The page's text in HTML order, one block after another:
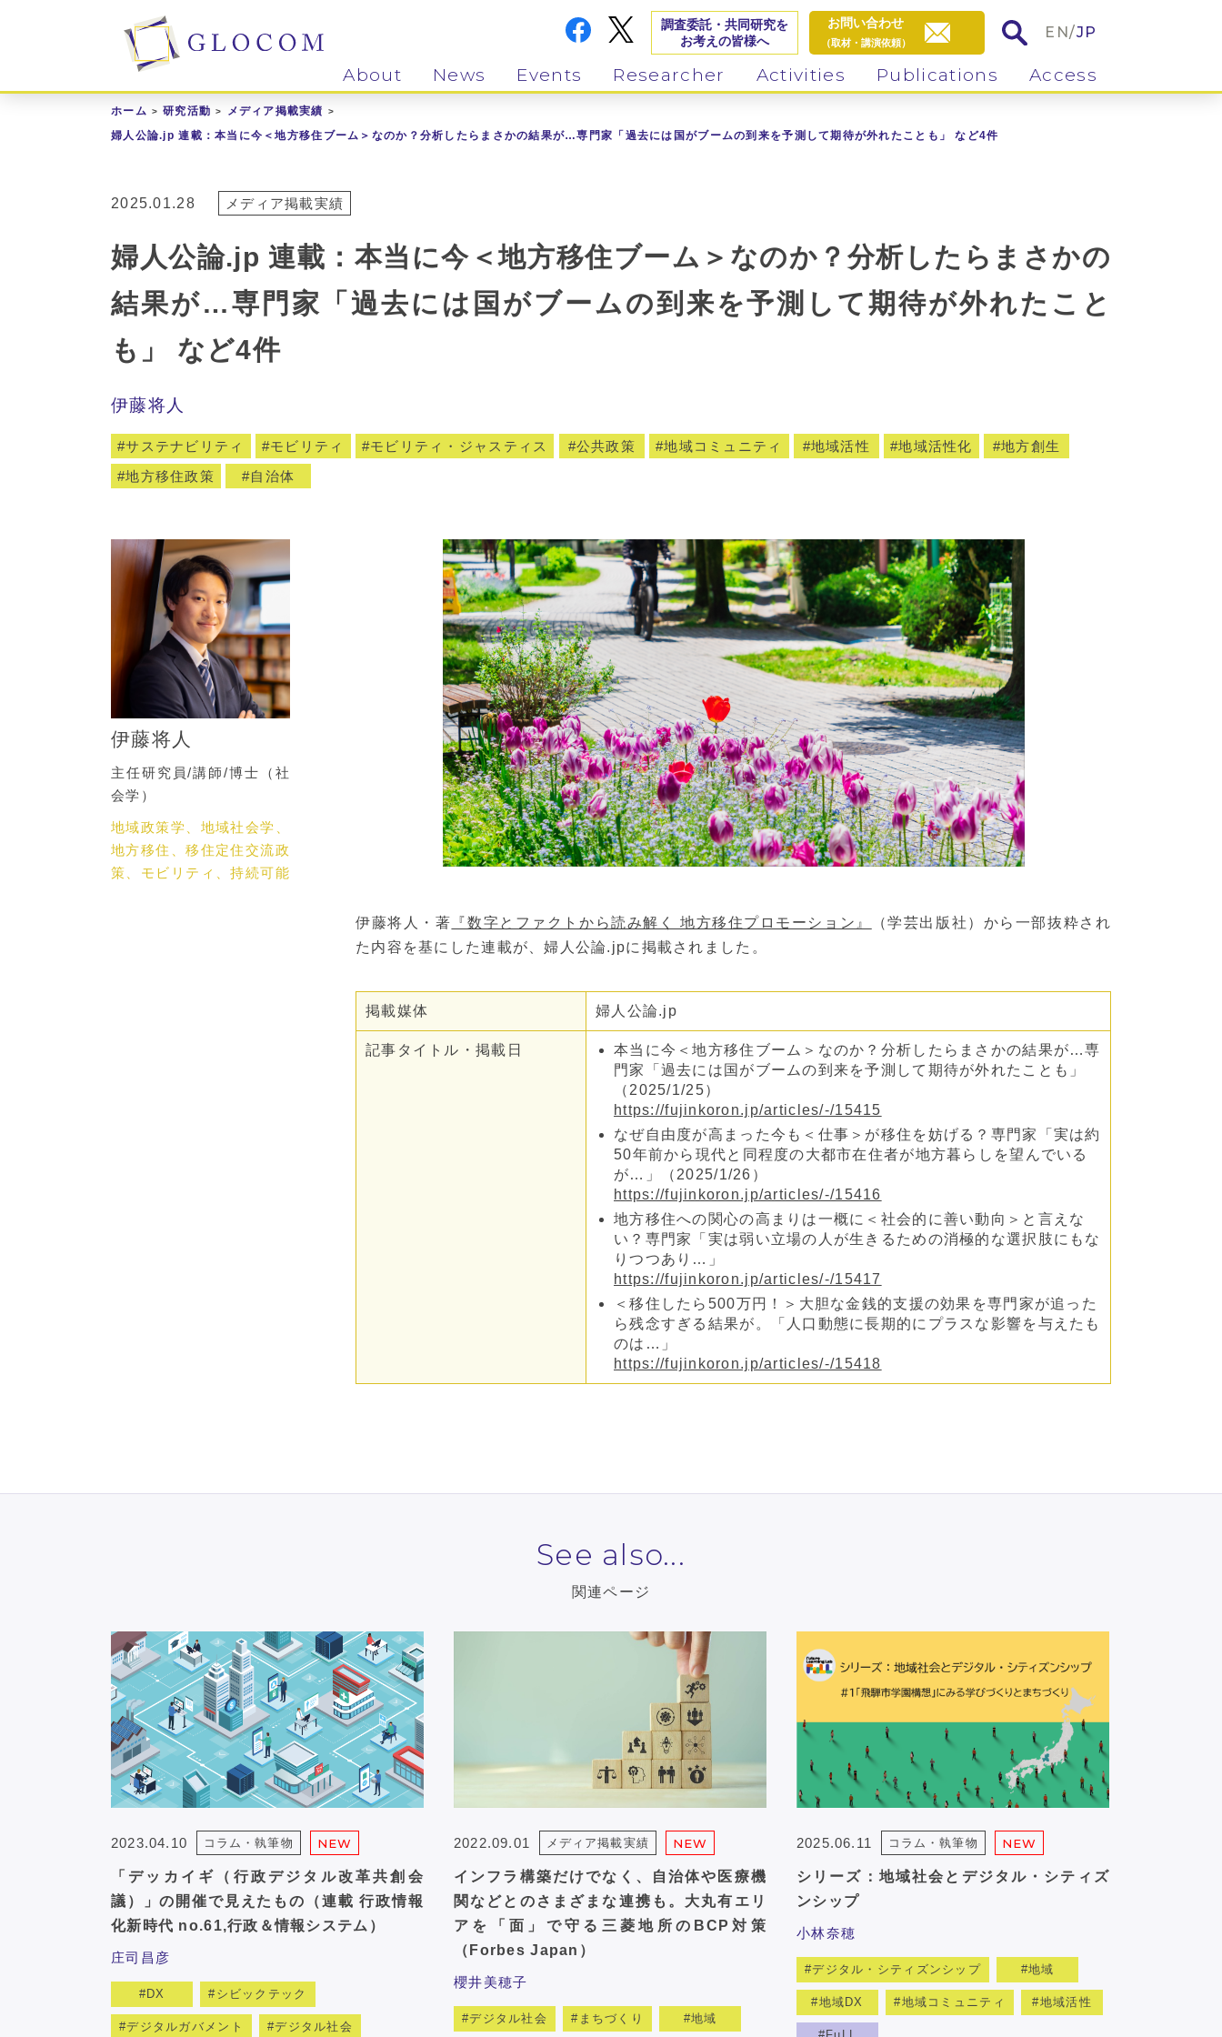
調査委託・共同研究を
お考えの皆様へ
お問い合わせ
（取材・講演依頼）
EN/JP
About News Events Researcher Activities Publications Access
ホーム 研究活動
メディア掲載実績
婦人公論.jp 連載：本当に今＜地方移住ブーム＞なのか？分析したらまさかの結果が…専門家「過去には国がブームの到来を予測して期待が外れたことも」 など4件
2025.01.28 メディア掲載実績
婦人公論.jp 連載：本当に今＜地方移住ブーム＞なのか？分析したらまさかの
結果が…専門家「過去には国がブームの到来を予測して期待が外れたこと
も」 など4件
伊藤将人
サステナビリティ モビリティ モビリティ・ジャスティス 公共政策 地域コミュニティ 地域活性 地域活性化
地方創生
地方移住政策
自治体
伊藤将人・著 『数字とファクトから読み解く 地方移住プロモーション』
（学芸出版社）から一部抜粋され
た内容を基にした連載が、婦人公論.jpに掲載されました。
掲載媒体 婦人公論.jp
記事タイトル・掲載日
本当に今＜地方移住ブーム＞なのか？分析したらまさかの結果が…専
門家「過去には国がブームの到来を予測して期待が外れたことも」
（2025/1/25）
https://fujinkoron.jp/articles/-/15415
なぜ自由度が高まった今も＜仕事＞が移住を妨げる？専門家「実は約
50年前から現代と同程度の大都市在住者が地方暮らしを望んでいる
が…」（2025/1/26）
https://fujinkoron.jp/articles/-/15416
地方移住への関心の高まりは一概に＜社会的に善い動向＞と言えな
い？専門家「実は弱い立場の人が生きるための消極的な選択肢にもな
りつつあり…」
https://fujinkoron.jp/articles/-/15417
＜移住したら500万円！＞大胆な金銭的支援の効果を専門家が追った
ら残念すぎる結果が。「人口動態に長期的にプラスな影響を与えたも
のは…」
https://fujinkoron.jp/articles/-/15418
伊藤将人
主任研究員/講師/博士（社
会学）
地域政策学、地域社会学、
地方移住、移住定住交流政
策、モビリティ、持続可能
See also...
関連ページ
2023.04.10 コラム・執筆物 NEW
「デッカイギ（行政デジタル改革共創会
議）」の開催で見えたもの（連載 行政情報
化新時代 no.61,行政＆情報システム）
庄司昌彦
DX シビックテック
デジタルガバメント デジタル社会
2022.09.01 メディア掲載実績 NEW
インフラ構築だけでなく、自治体や医療機
関などとのさまざまな連携も。大丸有エリ
アを「面」で守る三菱地所のBCP対策
（Forbes Japan）
櫻井美穂子
デジタル社会 まちづくり 地域
2025.06.11 コラム・執筆物 NEW
シリーズ：地域社会とデジタル・シティズ
ンシップ
小林奈穂
デジタル・シティズンシップ 地域
地域DX 地域コミュニティ 地域活性